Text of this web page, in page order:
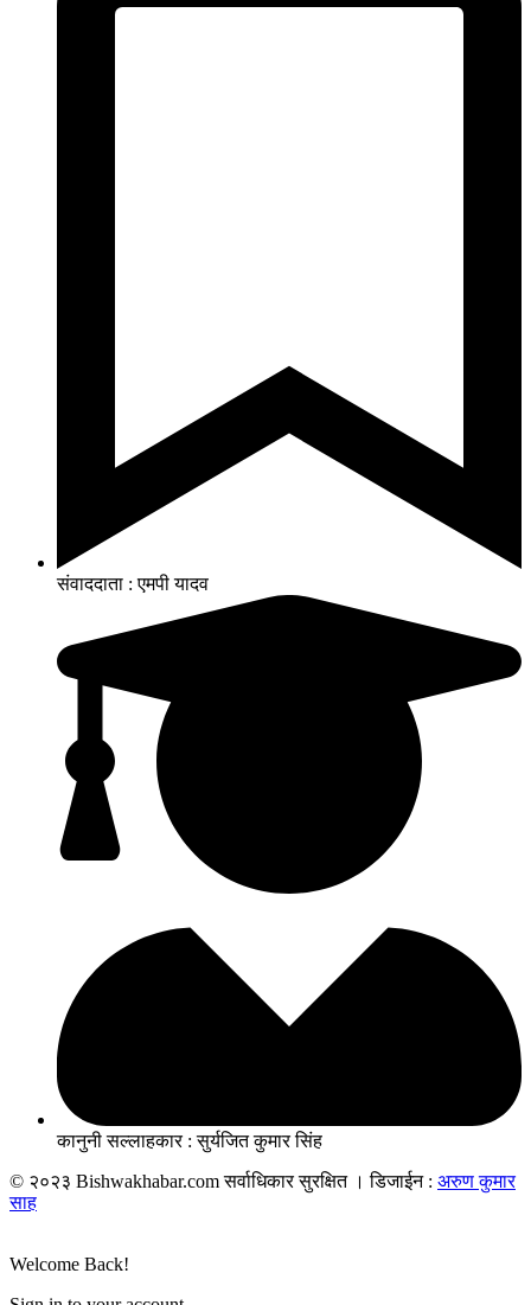
संवाददाता : एमपी यादव
कानुनी सल्लाहकार : सुर्यजित कुमार सिंह
© २०२३ Bishwakhabar.com सर्वाधिकार सुरक्षित । डिजाईन : अरुण कुमार
साह
Welcome Back!